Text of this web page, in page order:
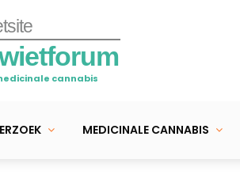
cannabis
MEDICINALE CANNABIS